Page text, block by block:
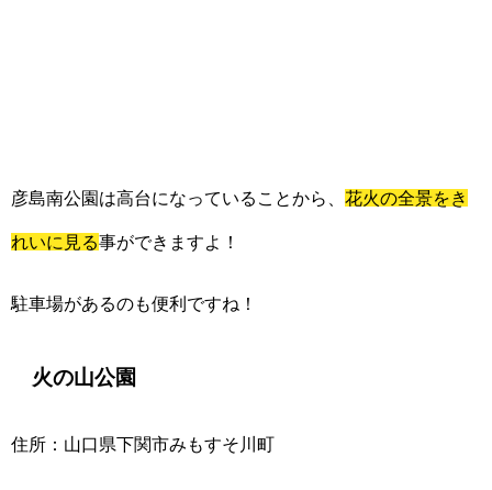
彦島南公園は高台になっていることから、 花火の全景をき
れいに見る事ができますよ！
駐車場があるのも便利ですね！
火の山公園
住所：山口県下関市みもすそ川町